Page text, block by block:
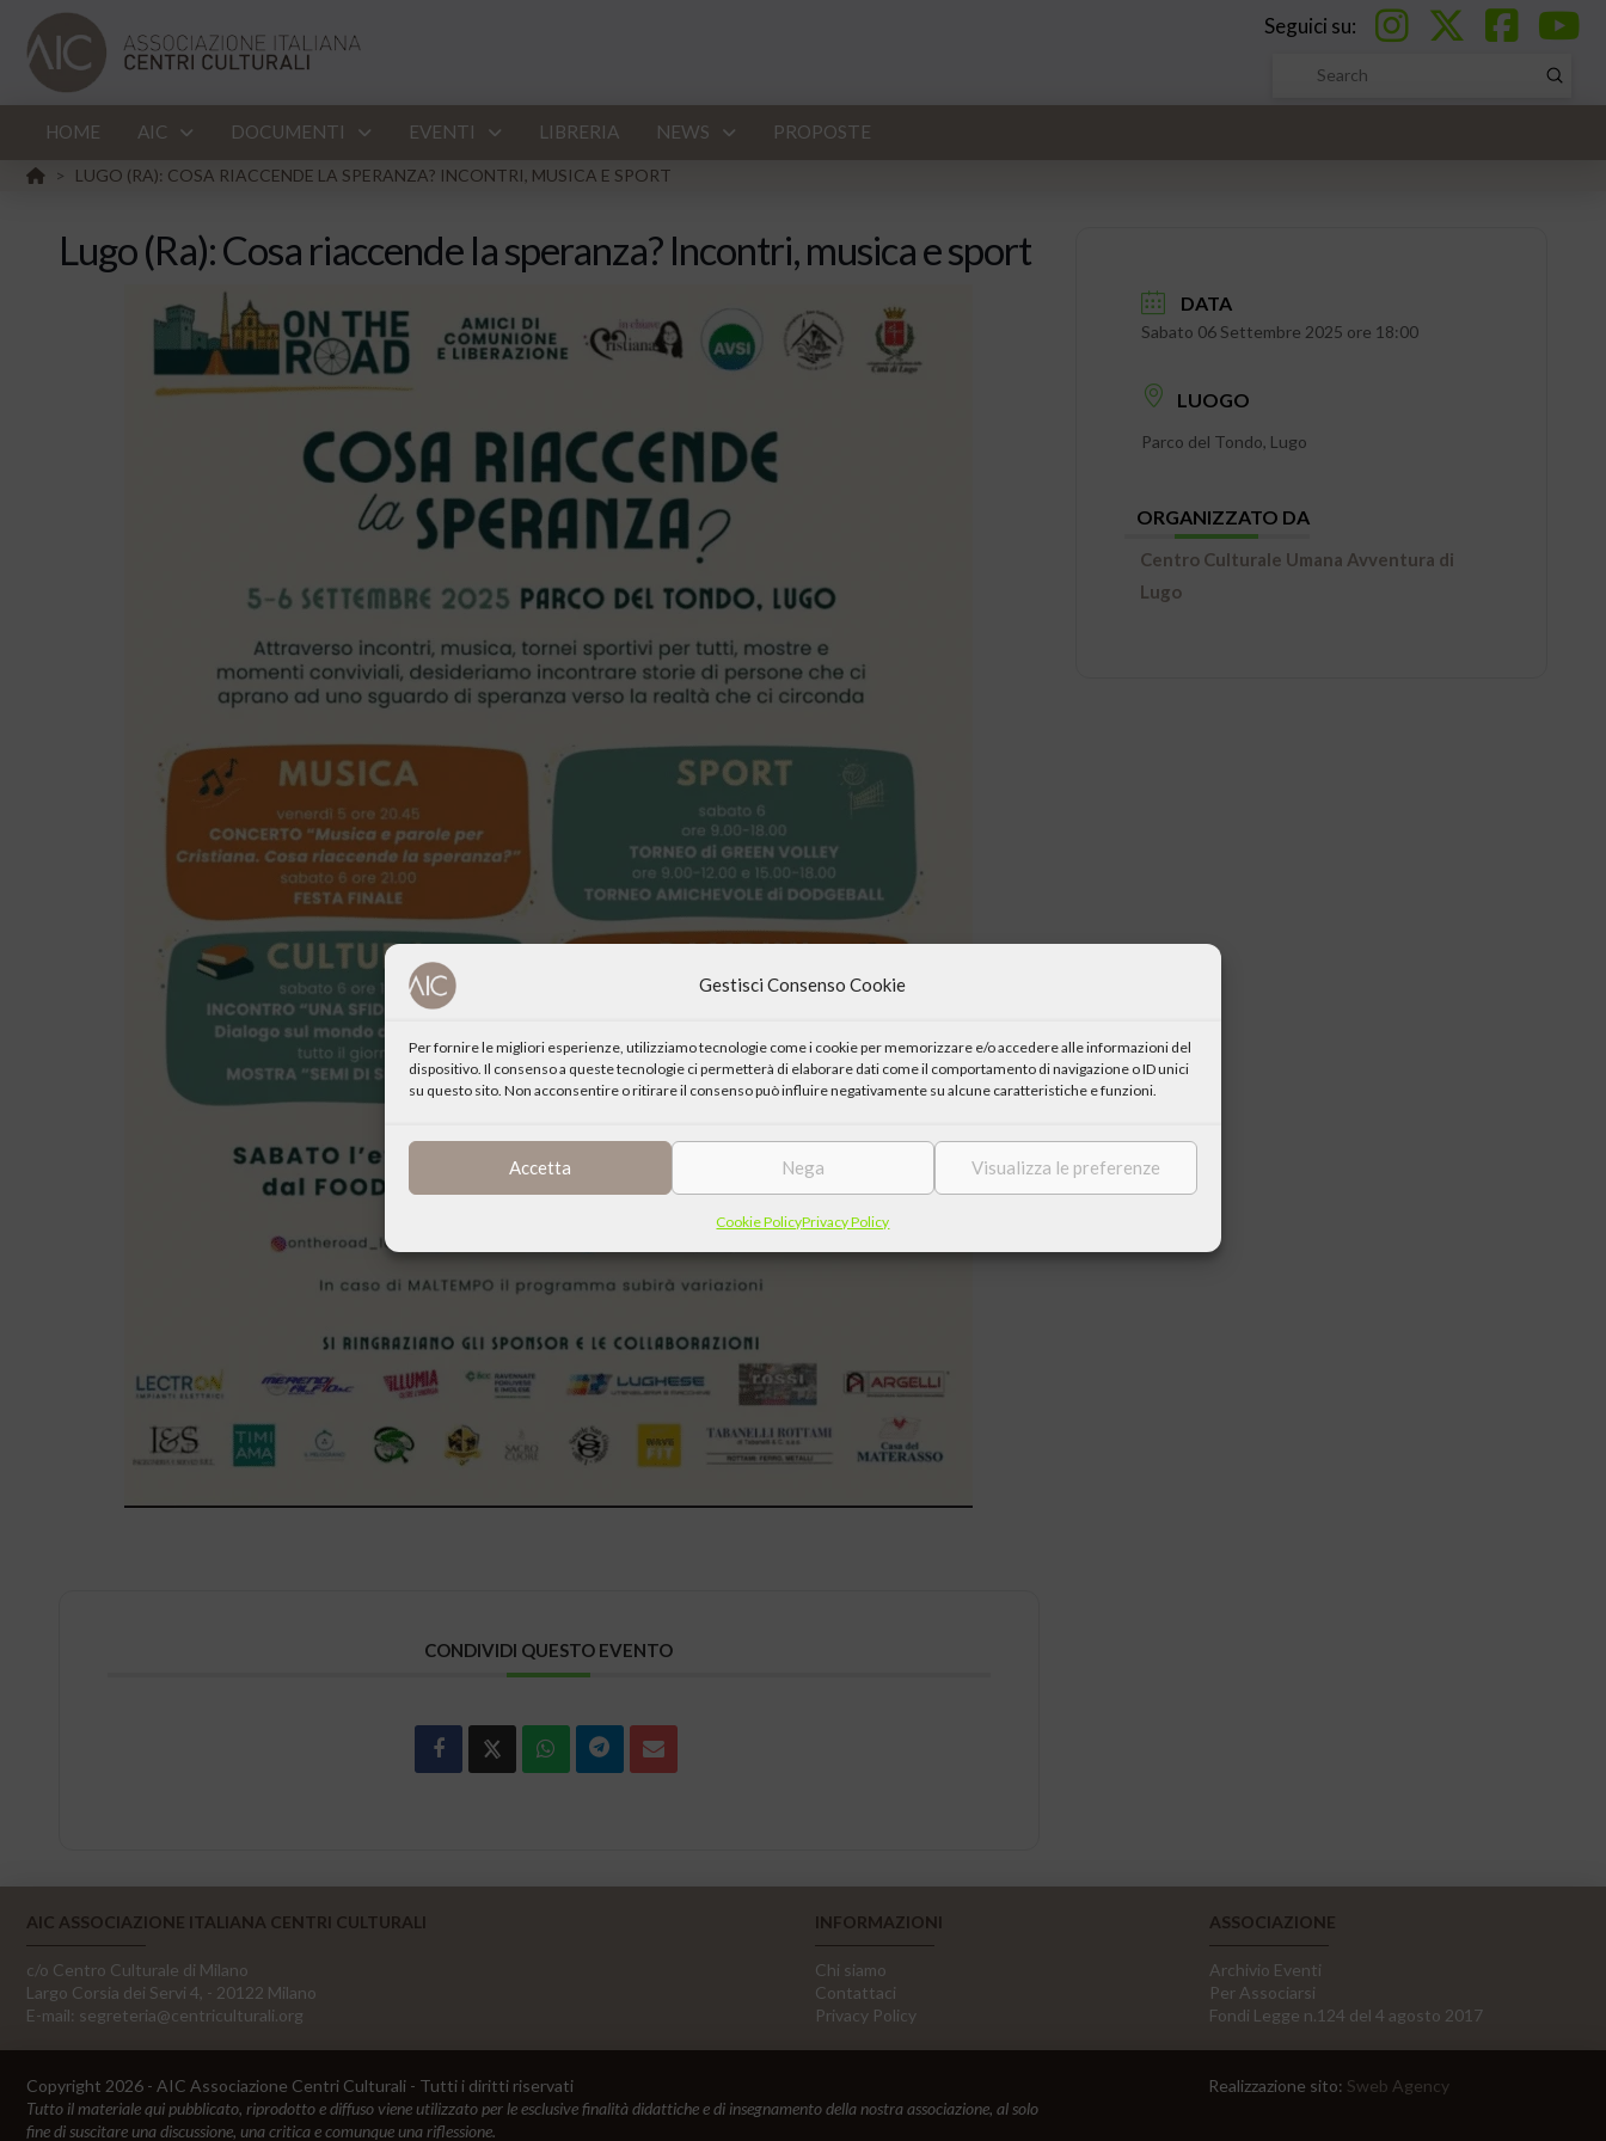
Gestisci Consenso Cookie
Per fornire le migliori esperienze, utilizziamo tecnologie come i cookie per memorizzare e/o accedere alle informazioni del
dispositivo. Il consenso a queste tecnologie ci permetterà di elaborare dati come il comportamento di navigazione o ID unici
su questo sito. Non acconsentire o ritirare il consenso può influire negativamente su alcune caratteristiche e funzioni.
Accetta Nega Visualizza le preferenze
Cookie PolicyPrivacy Policy
Seguici su:
Search
Submit
HOME AIC DOCUMENTI EVENTI LIBRERIA NEWS PROPOSTE
HOME
> LUGO (RA): COSA RIACCENDE LA SPERANZA? INCONTRI, MUSICA E SPORT
Lugo (Ra): Cosa riaccende la speranza? Incontri, musica e sport
CONDIVIDI QUESTO EVENTO
DATA
Sabato 06 Settembre 2025 ore 18:00
LUOGO
Parco del Tondo, Lugo
ORGANIZZATO DA
Centro Culturale Umana Avventura di
Lugo
AIC ASSOCIAZIONE ITALIANA CENTRI CULTURALI
c/o Centro Culturale di Milano
Largo Corsia dei Servi 4, - 20122 Milano
E-mail: segreteria@centriculturali.org
INFORMAZIONI
Chi siamo
Contattaci
Privacy Policy
ASSOCIAZIONE
Archivio Eventi
Per Associarsi
Fondi Legge n.124 del 4 agosto 2017
Copyright 2026 - AIC Associazione Centri Culturali - Tutti i diritti riservati
Tutto il materiale qui pubblicato, riprodotto e diffuso viene utilizzato per le esclusive finalità didattiche e di insegnamento della nostra associazione, al solo
fine di suscitare una discussione, una critica e comunque una riflessione.
Realizzazione sito: Sweb Agency